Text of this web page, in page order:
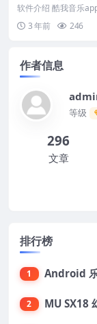
去广告解锁会员版
软件介绍 酷我音乐
受欢迎的音乐播放手
中包含了近200...
3 年前 246
作者信息
等级
296
文章
排行榜
1 Android
2 MU SX18